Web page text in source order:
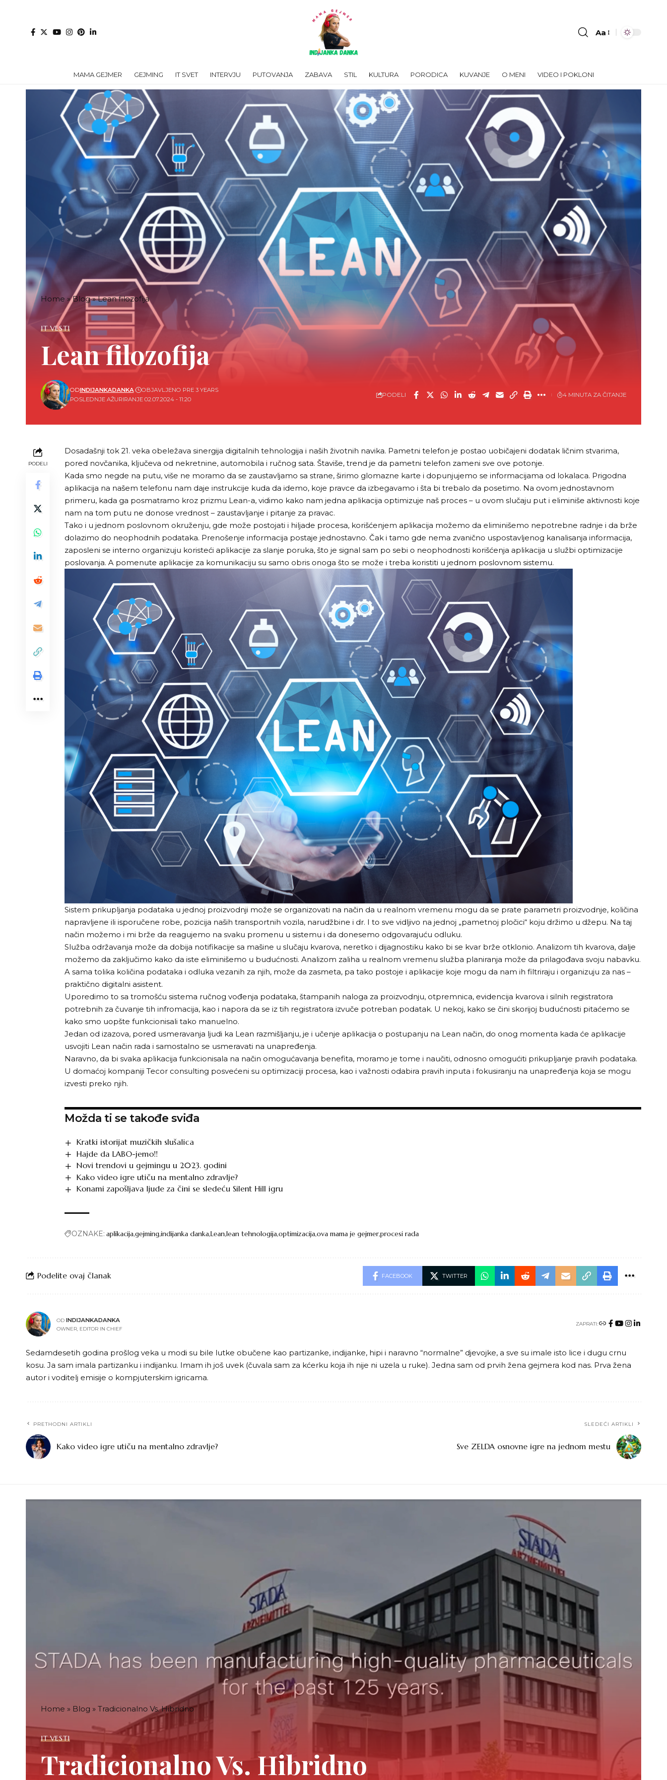
Font
Aa
MAMA GEJMER GEJMING IT SVET INTERVJU PUTOVANJA ZABAVA STIL KULTURA PORODICA KUVANJE O MENI VIDEO I POKLONI
Home »Blog»Lean filozofija
IT VESTI
Lean filozofija
POSLEDNJE AŽURIRANJE 02.07.2024 - 11:20
ODINDIJANKADANKA OBJAVLJENO PRE 3 YEARS
PODELI 4 MINUTA ZA ČITANJE
PODELI
Dosadašnji tok 21. veka obeležava sinergija digitalnih tehnologija i naših životnih navika. Pametni telefon je postao uobičajeni dodatak ličnim stvarima,
pored novčanika, ključeva od nekretnine, automobila i ručnog sata. Štaviše, trend je da pametni telefon zameni sve ove potonje.
Kada smo negde na putu, više ne moramo da se zaustavljamo sa strane, širimo glomazne karte i dopunjujemo se informacijama od lokalaca. Prigodna
aplikacija na našem telefonu nam daje instrukcije kuda da idemo, koje pravce da izbegavamo i šta bi trebalo da posetimo. Na ovom jednostavnom
primeru, kada ga posmatramo kroz prizmu Lean-a, vidimo kako nam jedna aplikacija optimizuje naš proces – u ovom slučaju put i eliminiše aktivnosti koje
nam na tom putu ne donose vrednost – zaustavljanje i pitanje za pravac.
Tako i u jednom poslovnom okruženju, gde može postojati i hiljade procesa, korišćenjem aplikacija možemo da eliminišemo nepotrebne radnje i da brže
dolazimo do neophodnih podataka. Prenošenje informacija postaje jednostavno. Čak i tamo gde nema zvanično uspostavljenog kanalisanja informacija,
zaposleni se interno organizuju koristeći aplikacije za slanje poruka, što je signal sam po sebi o neophodnosti korišćenja aplikacija u službi optimizacije
poslovanja. A pomenute aplikacije za komunikaciju su samo obris onoga što se može i treba koristiti u jednom poslovnom sistemu.
Sistem prikupljanja podataka u jednoj proizvodnji može se organizovati na način da u realnom vremenu mogu da se prate parametri proizvodnje, količina
napravljene ili isporučene robe, pozicija naših transportnih vozila, narudžbine i dr. I to sve vidljivo na jednoj „pametnoj pločici“ koju držimo u džepu. Na taj
način možemo i mi brže da reagujemo na svaku promenu u sistemu i da donesemo odgovarajuću odluku.
Služba održavanja može da dobija notifikacije sa mašine u slučaju kvarova, neretko i dijagnostiku kako bi se kvar brže otklonio. Analizom tih kvarova, dalje
možemo da zaključimo kako da iste eliminišemo u budućnosti. Analizom zaliha u realnom vremenu služba planiranja može da prilagođava svoju nabavku.
A sama tolika količina podataka i odluka vezanih za njih, može da zasmeta, pa tako postoje i aplikacije koje mogu da nam ih filtriraju i organizuju za nas –
praktično digitalni asistent.
Uporedimo to sa tromošću sistema ručnog vođenja podataka, štampanih naloga za proizvodnju, otpremnica, evidencija kvarova i silnih registratora
potrebnih za čuvanje tih infromacija, kao i napora da se iz tih registratora izvuče potreban podatak. U nekoj, kako se čini skorijoj budućnosti pitaćemo se
kako smo uopšte funkcionisali tako manuelno.
Jedan od izazova, pored usmeravanja ljudi ka Lean razmišljanju, je i učenje aplikacija o postupanju na Lean način, do onog momenta kada će aplikacije
usvojiti Lean način rada i samostalno se usmeravati na unapređenja.
Naravno, da bi svaka aplikacija funkcionisala na način omogućavanja benefita, moramo je tome i naučiti, odnosno omogućiti prikupljanje pravih podataka.
U domaćoj kompaniji Tecor consulting posvećeni su optimizaciji procesa, kao i važnosti odabira pravih inputa i fokusiranju na unapređenja koja se mogu
izvesti preko njih.
Možda ti se takođe sviđa
Kratki istorijat muzičkih slušalica
Hajde da LABO-jemo!!
Novi trendovi u gejmingu u 2023. godini
Kako video igre utiču na mentalno zdravlje?
Konami zapošljava ljude za čini se sledeću Silent Hill igru
OZNAKE: aplikacijagejmingindijanka dankaLeanlean tehnologijaoptimizacijaova mama je gejmerprocesi rada
Podelite ovaj članak FACEBOOK TWITTER
OD INDIJANKADANKA
OWNER, EDITOR IN CHIEF
ZAPRATI:
Sedamdesetih godina prošlog veka u modi su bile lutke obučene kao partizanke, indijanke, hipi i naravno “normalne” djevojke, a sve su imale isto lice i dugu crnu
kosu. Ja sam imala partizanku i indijanku. Imam ih još uvek (čuvala sam za kćerku koja ih nije ni uzela u ruke). Jedna sam od prvih žena gejmera kod nas. Prva žena
autor i voditelj emisije o kompjuterskim igricama.
PRETHODNI ARTIKLI
Kako video igre utiču na mentalno zdravlje?
SLEDEĆI ARTIKLI
Sve ZELDA osnovne igre na jednom mestu
Home » Blog » Tradicionalno Vs. Hibridno
IT VESTI
Tradicionalno Vs. Hibridno